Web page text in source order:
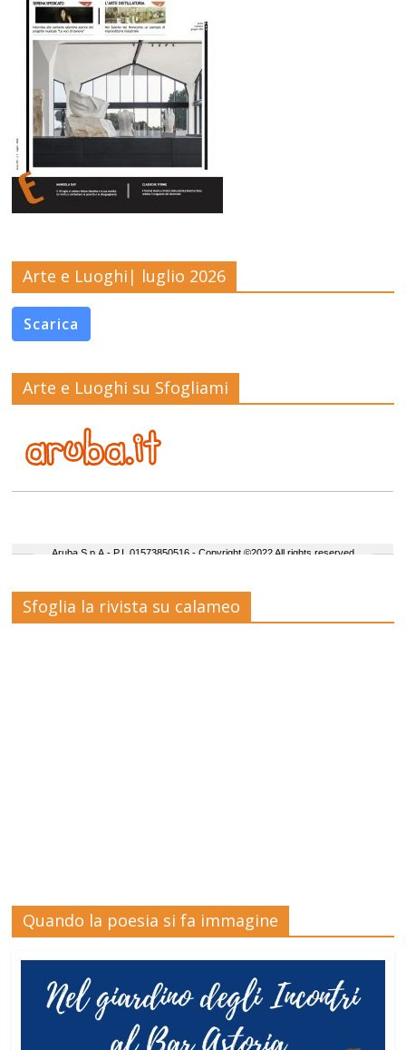
Arte e Luoghi| luglio 2026
Scarica
Arte e Luoghi su Sfogliami
Sfoglia la rivista su calameo
Quando la poesia si fa immagine